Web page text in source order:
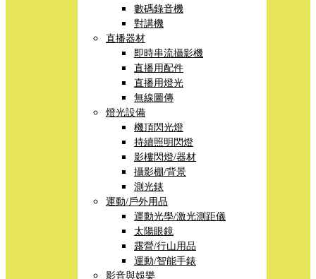
數碼錄音機
對講機
直播器材
即時串流攝影機
直播用配件
直播用燈光
無線圖傳
燈光設備
機頂閃光燈
持續照明閃燈
影樓閃燈/器材
攝影棚/背景
測光錶
運動/戶外用品
運動光學/激光測距儀
太陽眼鏡
露營/行山用品
運動/智能手錶
影音與娛樂